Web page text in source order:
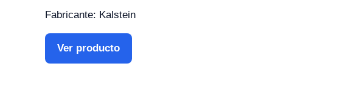
Fabricante: Kalstein
Ver producto